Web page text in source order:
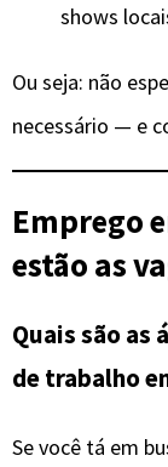
shows
Ou seja: não
necessário — e
Emprego
estão as
Quais são as
de trabalho
Se você tá em